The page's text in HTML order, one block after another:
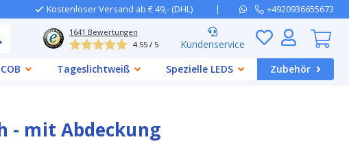
Kostenloser Versand ab € 49,- (DHL) +4920936655673
1641 Bewertungen
4.55 / 5
Kundenservice
COB Tageslichtweiß Spezielle LEDS Zubehör
- mit Abdeckung